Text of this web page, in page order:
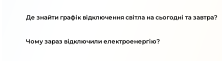
Де знайти графік відключення світла на сьогодні та завтра?
Чому зараз відключили електроенергію?